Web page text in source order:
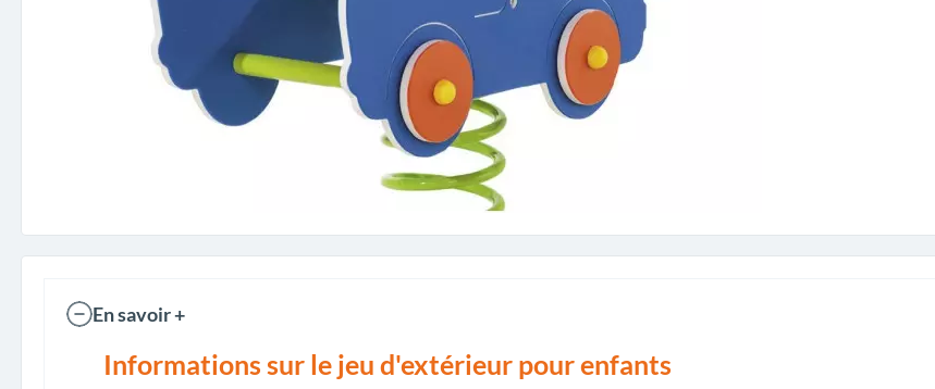
En savoir +
Informations sur le jeu d'extérieur pour enfants